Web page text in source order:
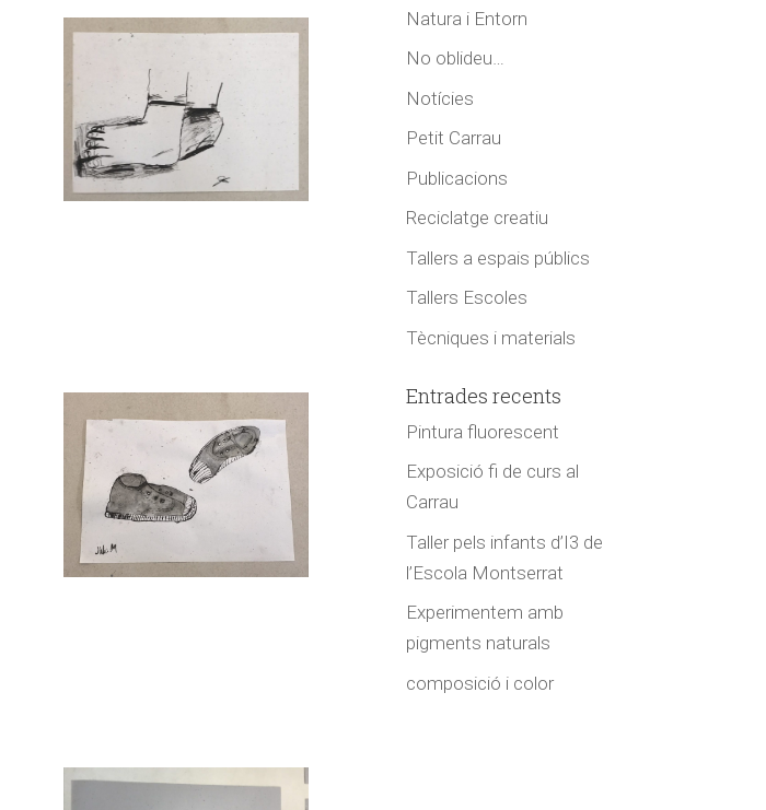
Natura i Entorn
No oblideu…
Notícies
Petit Carrau
Publicacions
Reciclatge creatiu
Tallers a espais públics
Tallers Escoles
Tècniques i materials
Entrades recents
Pintura fluorescent
Exposició fi de curs al
Carrau
Taller pels infants d’I3 de
l’Escola Montserrat
Experimentem amb
pigments naturals
composició i color